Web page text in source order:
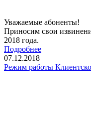
Уважаемые абоненты!
Приносим свои
2018 года.
Подробнее
07.12.2018
Режим работы